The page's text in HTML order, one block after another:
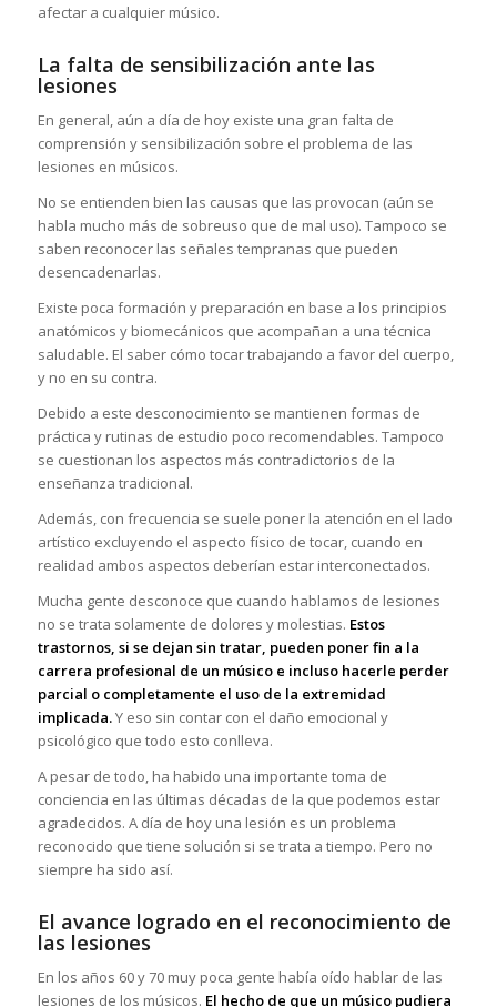
afectar a cualquier músico.
La falta de sensibilización ante las
lesiones
En general, aún a día de hoy existe una gran falta de
comprensión y sensibilización sobre el problema de las
lesiones en músicos.
No se entienden bien las causas que las provocan (aún se
habla mucho más de sobreuso que de mal uso). Tampoco se
saben reconocer las señales tempranas que pueden
desencadenarlas.
Existe poca formación y preparación en base a los principios
anatómicos y biomecánicos que acompañan a una técnica
saludable. El saber cómo tocar trabajando a favor del cuerpo,
y no en su contra.
Debido a este desconocimiento se mantienen formas de
práctica y rutinas de estudio poco recomendables. Tampoco
se cuestionan los aspectos más contradictorios de la
enseñanza tradicional.
Además, con frecuencia se suele poner la atención en el lado
artístico excluyendo el aspecto físico de tocar, cuando en
realidad ambos aspectos deberían estar interconectados.
Mucha gente desconoce que cuando hablamos de lesiones
no se trata solamente de dolores y molestias. Estos
trastornos, si se dejan sin tratar, pueden poner fin a la
carrera profesional de un músico e incluso hacerle perder
parcial o completamente el uso de la extremidad
implicada.Y eso sin contar con el daño emocional y
psicológico que todo esto conlleva.
A pesar de todo, ha habido una importante toma de
conciencia en las últimas décadas de la que podemos estar
agradecidos. A día de hoy una lesión es un problema
reconocido que tiene solución si se trata a tiempo. Pero no
siempre ha sido así.
El avance logrado en el reconocimiento de
las lesiones
En los años 60 y 70 muy poca gente había oído hablar de las
lesiones de los músicos. El hecho de que un músico pudiera